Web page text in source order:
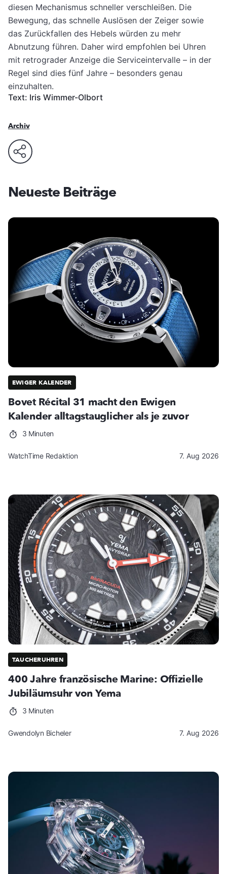
diesen Mechanismus schneller verschleißen. Die
Bewegung, das schnelle Auslösen der Zeiger sowie
das Zurückfallen des Hebels würden zu mehr
Abnutzung führen. Daher wird empfohlen bei Uhren
mit retrograder Anzeige die Serviceintervalle – in der
Regel sind dies fünf Jahre – besonders genau
einzuhalten.
Text: Iris Wimmer-Olbort
Archiv
Neueste Beiträge
EWIGER KALENDER
Bovet Récital 31 macht den Ewigen
Kalender alltagstauglicher als je zuvor
3 Minuten
WatchTime Redaktion 7. Aug 2026
TAUCHERUHREN
400 Jahre französische Marine: Offizielle
Jubiläumsuhr von Yema
3 Minuten
Gwendolyn Bicheler 7. Aug 2026